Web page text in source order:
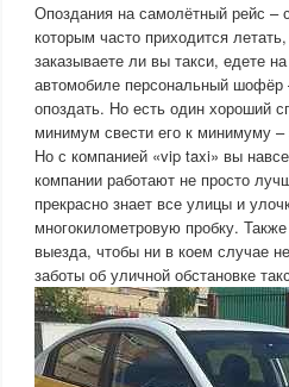
Опоздания на самолётный рейс –
которым часто приходится
заказываете ли вы такси, едете
автомобиле персональный шофёр
опоздать. Но есть один хороший
минимум свести его к минимуму –
Но с компанией «vip taxi» вы
компании работают не просто
прекрасно знает все улицы и
многокилометровую пробку.
выезда, чтобы ни в коем случае
заботы об уличной обстановке